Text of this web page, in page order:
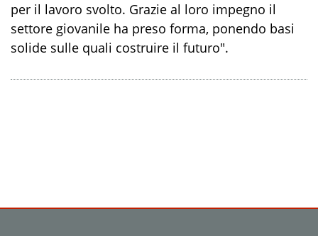
per il lavoro svolto. Grazie al loro impegno il
settore giovanile ha preso forma, ponendo basi
solide sulle quali costruire il futuro".